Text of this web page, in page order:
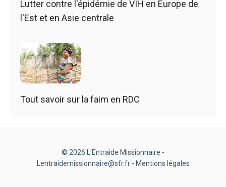
Lutter contre l'épidémie de VIH en Europe de
l'Est et en Asie centrale
Tout savoir sur la faim en RDC
© 2026 L'Entraide Missionnaire -
Lentraidemissionnaire@sfr.fr - Mentions légales